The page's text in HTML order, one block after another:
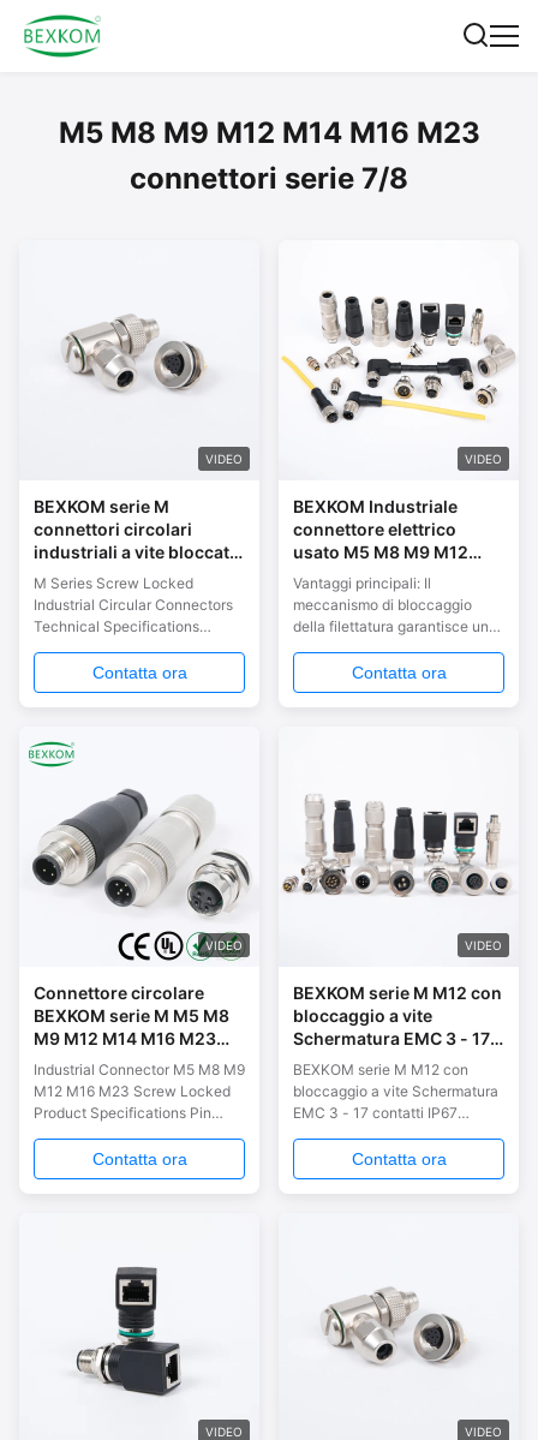
M5 M8 M9 M12 M14 M16 M23
connettori serie 7/8
VIDEO
BEXKOM serie M
connettori circolari
industriali a vite bloccati
2~17 pin IP67
impermeabile
legante/Amphenol/Phoenix
M5/M8/M9/M12/M14/M16/M23/(7/8)
M Series Screw Locked
Industrial Circular Connectors
Technical Specifications
Parameter Specification Pin
Numbers 3 ~ 17 Shell Material
Brass Chrome Plated Pin
Material Brass Gold Plated
Waterproof Level IP67 Work
Salt Spray Corrosion
Resistance 48 ...
Contatta ora
VIDEO
BEXKOM Industriale
connettore elettrico
usato M5 M8 M9 M12
M14 M16 M23 7/8 con
impermeabilità IP67,
schermatura EMC e
Vantaggi principali: Il
meccanismo di bloccaggio
della filettatura garantisce un
contatto affidabile Il guscio
metallico fornisce schermatura
EMC Contatti in ottone
placcato oro per una
rapida
Contatta ora
VIDEO
Connettore circolare
BEXKOM serie M M5 M8
M9 M12 M14 M16 M23
7/8 con schermo EMC
impermeabile IP67 e
bloccaggio a vite per
affidabili
Industrial Connector M5 M8 M9
M12 M16 M23 Screw Locked
Product Specifications Pin
Numbers 3 ~ 19 Shell Material
Brass Chrome Plated Pin
Material Brass Gold Plated
Insulator Material PA66
Centigrade Salt Spray
Corrosion Resistance 48 Hours
Contatta ora
VIDEO
BEXKOM serie M M12 con
bloccaggio a vite
Schermatura EMC 3 - 17
contatti IP67
impermeabile a basso
costo consegna rapida
utilizzato nel settore
automobilistico con
contatto placcato oro
BEXKOM serie M M12 con
bloccaggio a vite Schermatura
EMC 3 - 17 contatti IP67
impermeabile a basso costo
consegna rapida robot
industriale utilizzato nel settore
automobilistico con contatto
Contatta ora
VIDEO VIDEO